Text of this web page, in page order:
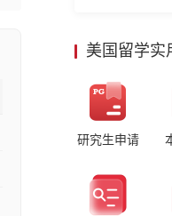
美国留学实
研究生申请